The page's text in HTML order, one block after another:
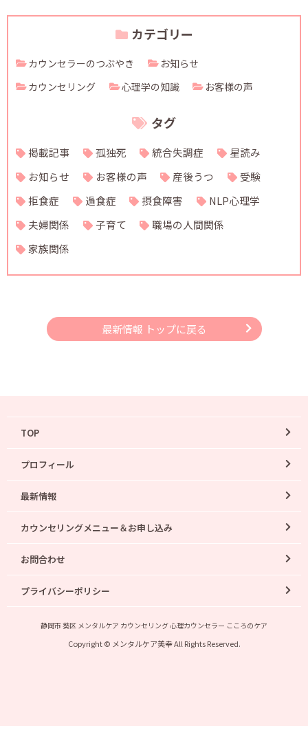
カテゴリー
カウンセラーのつぶやき
お知らせ
カウンセリング
心理学の知識 お客様の声
タグ
掲載記事 孤独死 統合失調症
星読み
お知らせ
お客様の声 産後うつ
受験
拒食症
過食症 摂食障害
NLP心理学
夫婦関係
子育て
職場の人間関係
家族関係
最新情報 トップに戻る
TOP
プロフィール
最新情報
カウンセリングメニュー＆お申し込み
お問合わせ
プライバシーポリシー
静岡市 葵区 メンタルケア カウンセリング 心理カウンセラー こころのケア
Copyright © メンタルケア美幸 All Rights Reserved.